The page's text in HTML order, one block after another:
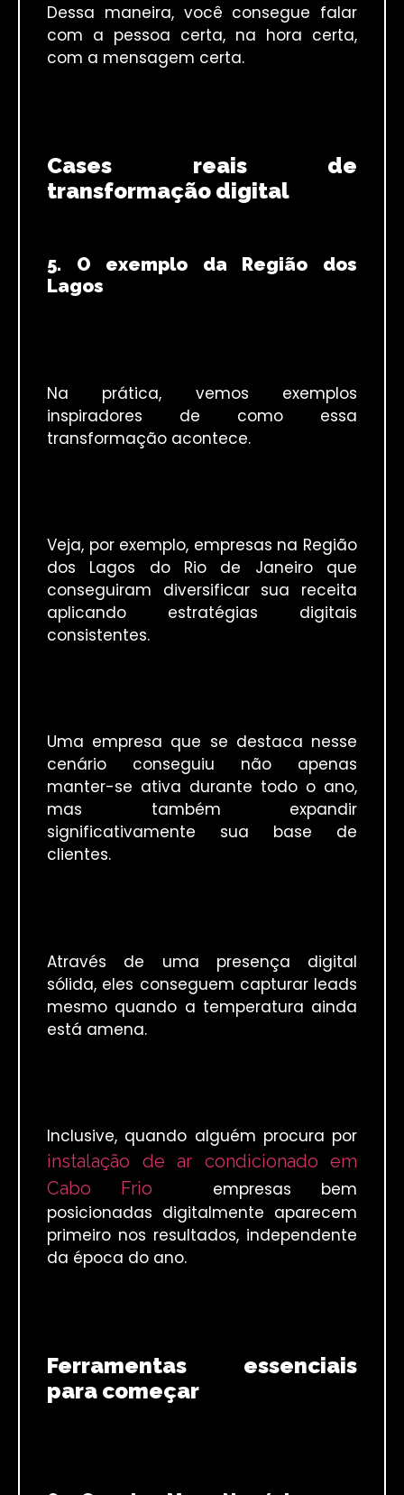
Dessa maneira, você consegue falar
com a pessoa certa, na hora certa,
com a mensagem certa.
Cases reais de
transformação digital
5. O exemplo da Região dos
Lagos
Na prática, vemos exemplos
inspiradores de como essa
transformação acontece.
Veja, por exemplo, empresas na Região
dos Lagos do Rio de Janeiro que
conseguiram diversificar sua receita
aplicando estratégias digitais
consistentes.
Uma empresa que se destaca nesse
cenário conseguiu não apenas
manter-se ativa durante todo o ano,
mas também expandir
significativamente sua base de
clientes.
Através de uma presença digital
sólida, eles conseguem capturar leads
mesmo quando a temperatura ainda
está amena.
Inclusive, quando alguém procura por
instalação de ar condicionado em
Cabo Frio empresas bem
posicionadas digitalmente aparecem
primeiro nos resultados, independente
da época do ano.
Ferramentas essenciais
para começar